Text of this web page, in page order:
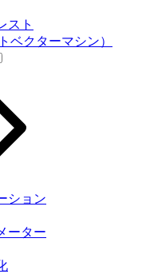
スト
ベクターマシン）
ション
ーター